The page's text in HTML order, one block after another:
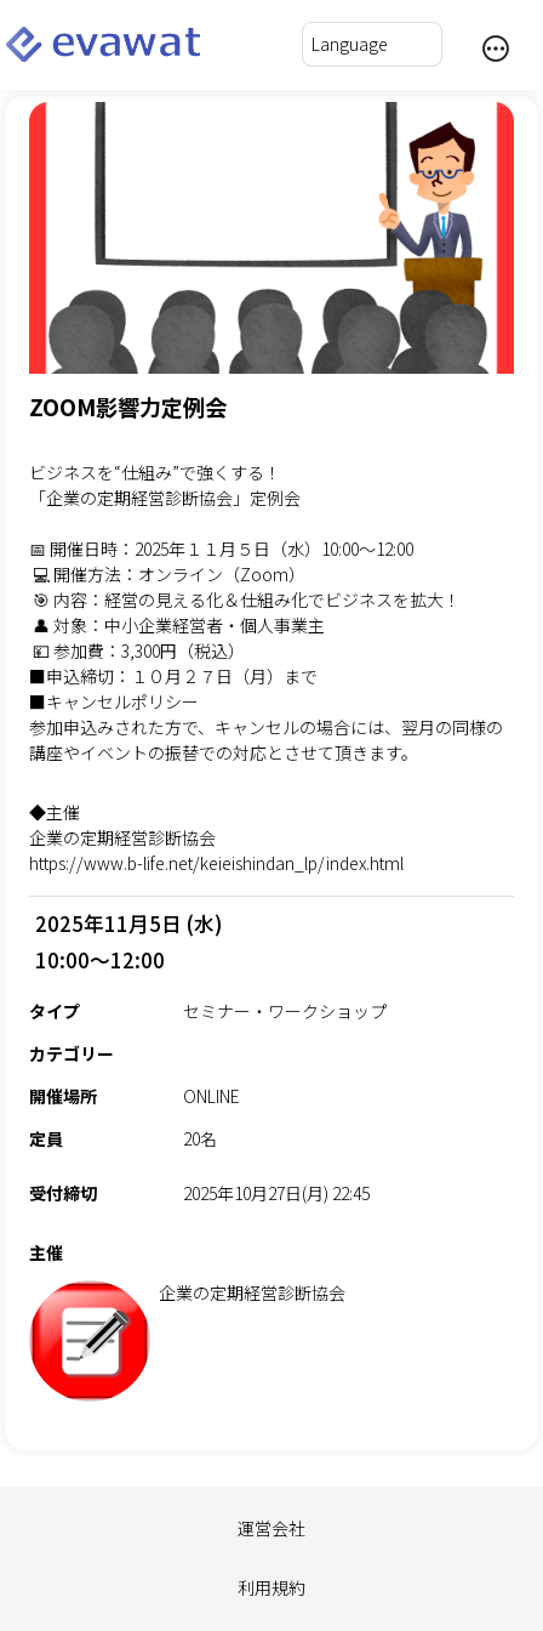
ZOOM影響力定例会
ビジネスを“仕組み”で強くする！
「企業の定期経営診断協会」定例会
📅 開催日時：2025年１１月５日（水）10:00〜12:00
💻 開催方法：オンライン（Zoom）
🎯 内容：経営の見える化＆仕組み化でビジネスを拡大！
👤 対象：中小企業経営者・個人事業主
💴 参加費：3,300円（税込）
■申込締切：１０月２７日（月）まで
■キャンセルポリシー
参加申込みされた方で、キャンセルの場合には、翌月の同様の
講座やイベントの振替での対応とさせて頂きます。
◆主催
企業の定期経営診断協会
https://www.b-life.net/keieishindan_lp/index.html
2025年11月5日 (水)
10:00～12:00
タイプ
セミナー・ワークショップ
カテゴリー
開催場所
ONLINE
定員
20名
受付締切 2025年10月27日(月) 22:45
主催
企業の定期経営診断協会
運営会社
利用規約